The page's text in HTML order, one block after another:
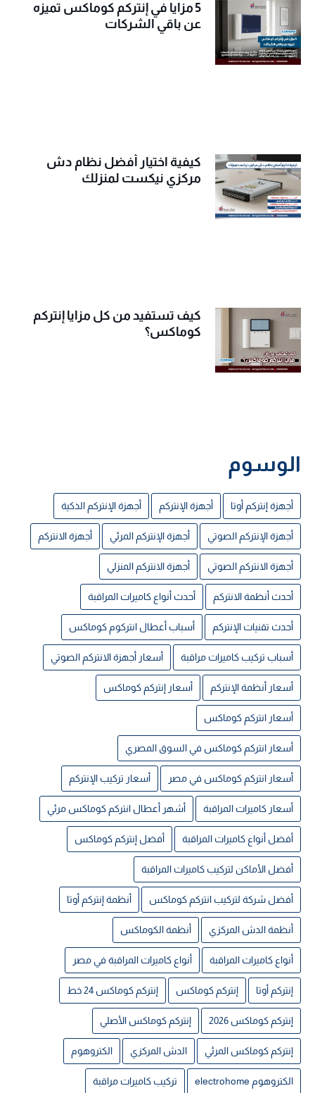
5 مزايا في إنتركم كوماكس تميزه
عن باقي الشركات
كيفية اختيار أفضل نظام دش
مركزي نيكست لمنزلك
كيف تستفيد من كل مزايا إنتركم
كوماكس؟
الوسوم
أجهزة إنتركم أوتا أجهزة الإنتركم أجهزة الإنتركم الذكية
أجهزة الإنتركم الصوتي أجهزة الإنتركم المرئي أجهزة الانتركم
أجهزة الانتركم الصوتي أجهزة الانتركم المنزلي
أحدث أنظمة الانتركم أحدث أنواع كاميرات المراقبة
أحدث تقنيات الإنتركم أسباب أعطال انتركوم كوماكس
أسباب تركيب كاميرات مراقبة أسعار أجهزة الانتركم الصوتي
أسعار أنظمة الإنتركم أسعار إنتركم كوماكس
أسعار انتركم كوماكس
أسعار انتركم كوماكس في السوق المصري
أسعار انتركم كوماكس في مصر أسعار تركيب الإنتركم
أسعار كاميرات المراقبة أشهر أعطال انتركم كوماكس مرئي
أفضل أنواع كاميرات المراقبة أفضل إنتركم كوماكس
أفضل الأماكن لتركيب كاميرات المراقبة
أفضل شركة لتركيب انتركم كوماكس أنظمة إنتركم أوتا
أنظمة الدش المركزي أنظمة الكوماكس
أنواع كاميرات المراقبة أنواع كاميرات المراقبة في مصر
إنتركم أوتا إنتركم كوماكس إنتركم كوماكس 24 خط
إنتركم كوماكس 2026 إنتركم كوماكس الأصلي
إنتركم كوماكس المرئي الدش المركزي الكتروهوم
الكتروهوم electrohome تركيب كاميرات مراقبة